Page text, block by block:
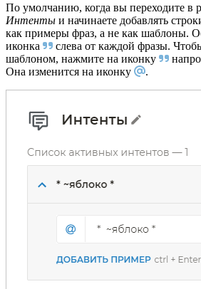
По умолчанию, когда вы переходите в
Интенты и начинаете добавлять
как примеры фраз, а не как шаблоны.
иконка
слева от каждой фразы.
шаблоном, нажмите на иконку
Она изменится на иконку
.